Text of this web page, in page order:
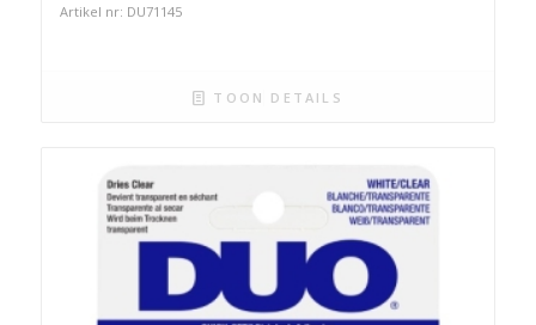
Artikel nr: DU71145
TOON DETAILS